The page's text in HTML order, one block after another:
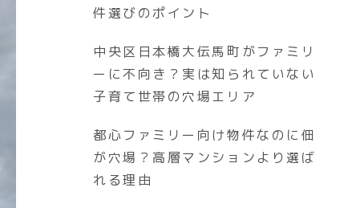
件選びのポイント
中央区日本橋大伝馬町がファミリ
ーに不向き？実は知られていない
子育て世帯の穴場エリア
都心ファミリー向け物件なのに佃
が穴場？高層マンションより選ば
れる理由